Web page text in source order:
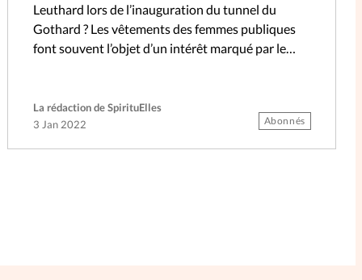
Leuthard lors de l’inauguration du tunnel du
Gothard ? Les vêtements des femmes publiques
font souvent l’objet d’un intérêt marqué par le
La rédaction de SpirituElles
3 Jan 2022
Abonnés